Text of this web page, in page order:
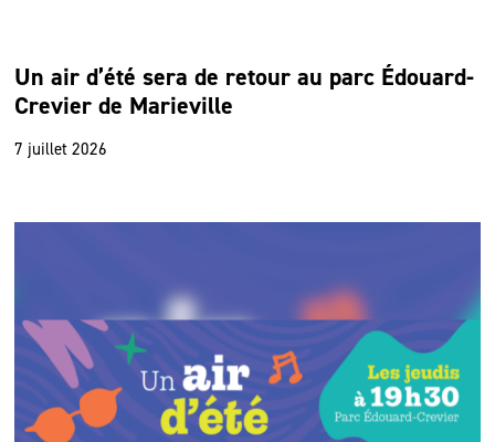
Un air d’été sera de retour au parc Édouard-
Crevier de Marieville
7 juillet 2026